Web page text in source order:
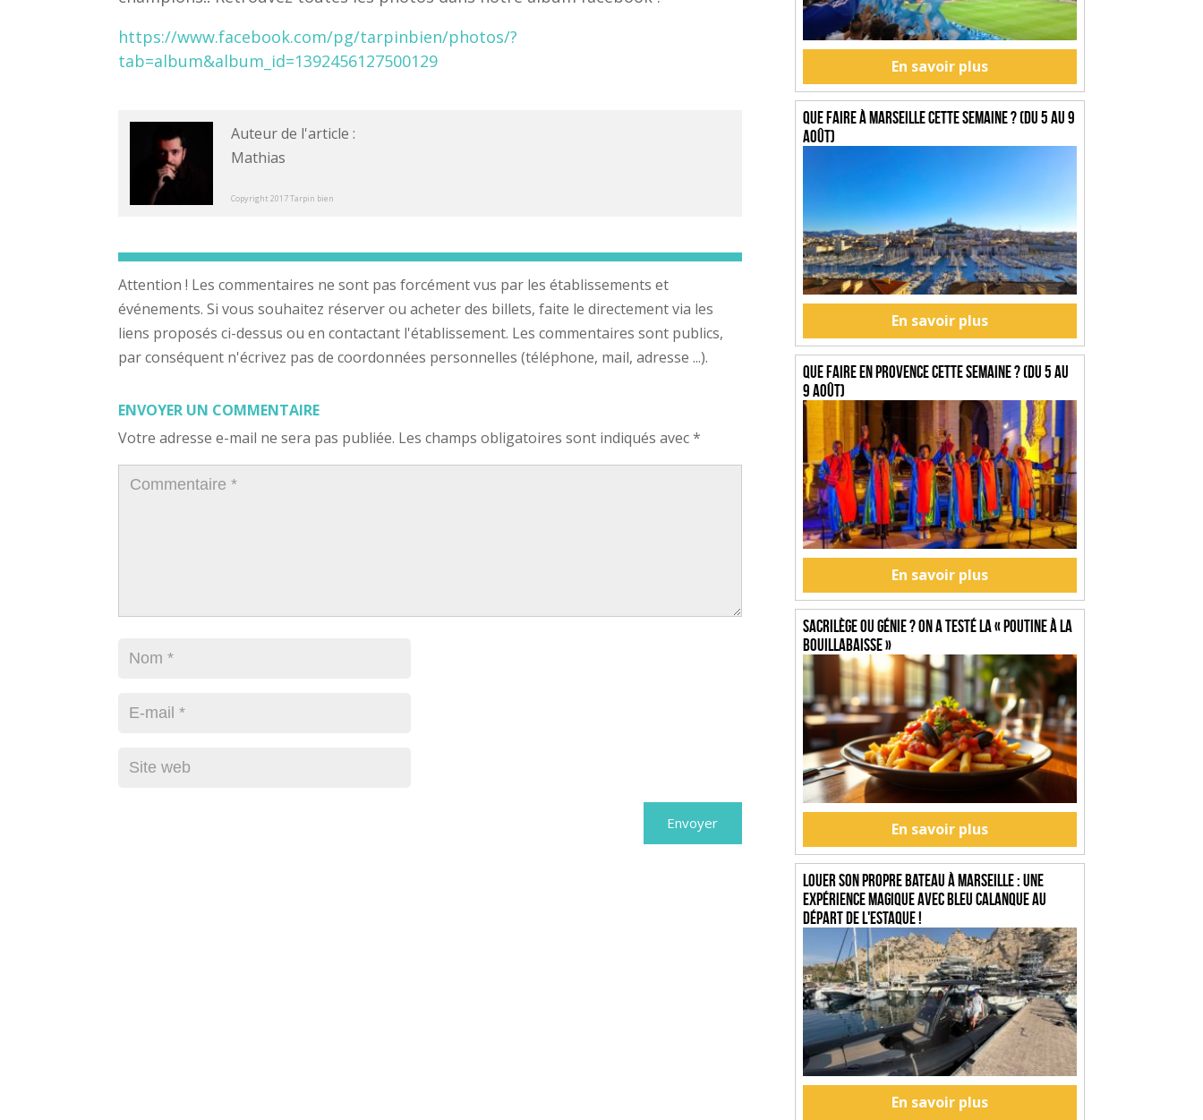
https://www.facebook.com/pg/tarpinbien/photos/?
tab=album&album_id=1392456127500129
Auteur de l'article :
Mathias
Copyright 2017 Tarpin bien
Attention ! Les commentaires ne sont pas forcément vus par les établissements et
événements. Si vous souhaitez réserver ou acheter des billets, faite le directement via les
liens proposés ci-dessus ou en contactant l'établissement. Les commentaires sont publics,
par conséquent n'écrivez pas de coordonnées personnelles (téléphone, mail, adresse ...).
ENVOYER UN COMMENTAIRE
Votre adresse e-mail ne sera pas publiée. Les champs obligatoires sont indiqués avec*
En savoir plus
Que faire à Marseille cette semaine ? (du 5 au 9
août)
En savoir plus
Que faire en Provence cette semaine ? (du 5 au
9 août)
En savoir plus
SACRILÈGE OU GÉNIE ? On a testé la « Poutine à la
Bouillabaisse »
En savoir plus
Louer son propre bateau à Marseille : une
expérience magique avec Bleu Calanque au
départ de l'Estaque !
En savoir plus